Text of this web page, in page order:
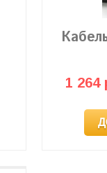
1 264